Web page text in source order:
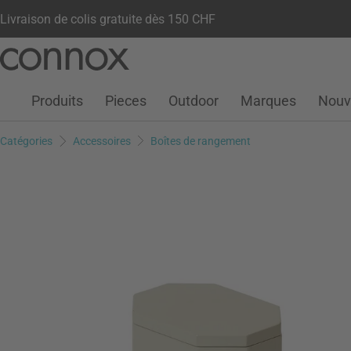
Livraison de colis gratuite dès 150 CHF
contenu
Votre compteListe de souhaits
Warenkorb
Produits Pieces Outdoor Marques
Catégories Accessoires Boîtes de rangement